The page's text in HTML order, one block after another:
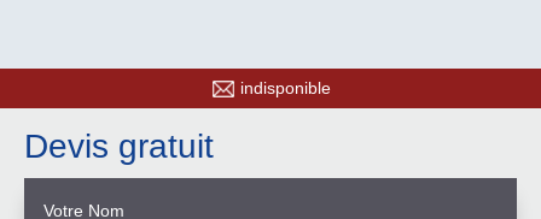
indisponible
Devis gratuit